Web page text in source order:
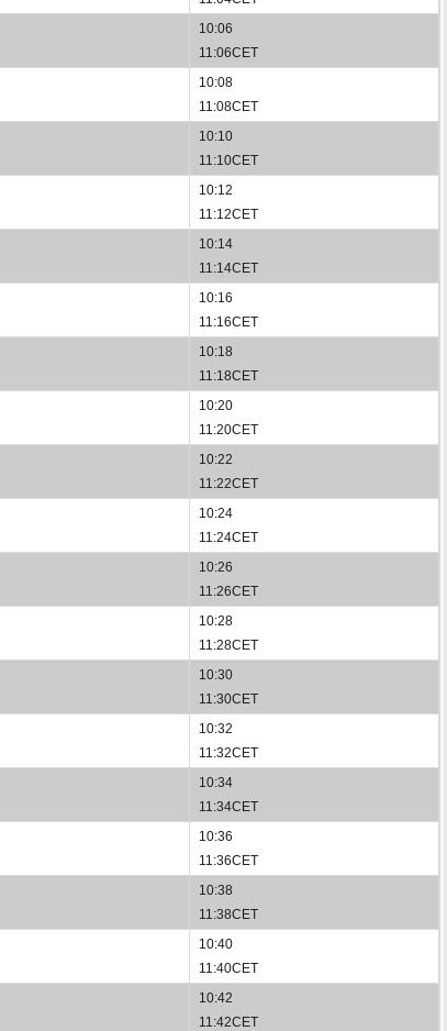
10:06
11:06CET
10:08
11:08CET
10:10
11:10CET
10:12
11:12CET
10:14
11:14CET
10:16
11:16CET
10:18
11:18CET
10:20
11:20CET
10:22
11:22CET
10:24
11:24CET
10:26
11:26CET
10:28
11:28CET
10:30
11:30CET
10:32
11:32CET
10:34
11:34CET
10:36
11:36CET
10:38
11:38CET
10:40
11:40CET
10:42
11:42CET